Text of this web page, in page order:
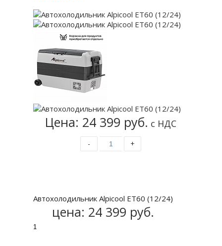
Цена: 24 399 руб. с НДС
- +
Автохолодильник Alpicool ЕT60 (12/24)
цена: 24 399 руб.